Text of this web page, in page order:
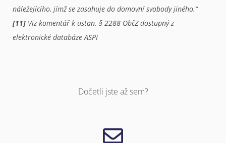
náležejícího, jímž se zasahuje do domovní svobody jiného.“
[11] Viz komentář k ustan. § 2288 ObčZ dostupný z
elektronické databáze ASPI
Dočetli jste až sem?